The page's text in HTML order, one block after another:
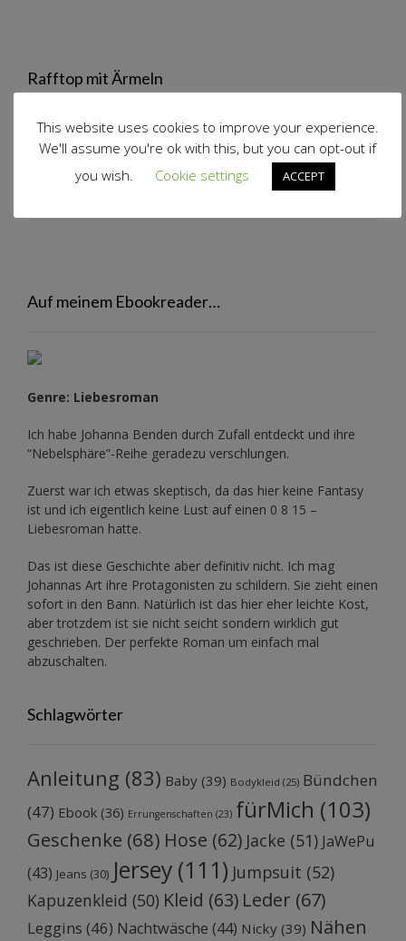
Rafftop mit Ärmeln
Volantrock
Auf meinem Ebookreader…
Genre: Liebesroman
Ich habe Johanna Benden durch Zufall entdeckt und ihre
“Nebelsphäre”-Reihe geradezu verschlungen.
Zuerst war ich etwas skeptisch, da das hier keine Fantasy
ist und ich eigentlich keine Lust auf einen 0 8 15 –
Liebesroman hatte.
Das ist diese Geschichte aber definitiv nicht. Ich mag
Johannas Art ihre Protagonisten zu schildern. Sie zieht einen
sofort in den Bann. Natürlich ist das hier eher leichte Kost,
aber trotzdem ist sie nicht seicht sondern wirklich gut
geschrieben. Der perfekte Roman um einfach mal
abzuschalten.
Schlagwörter
Anleitung (83) Baby (39) Bodykleid (25) Bündchen
(47) Ebook (36) Errungenschaften (23) fürMich (103)
Geschenke (68) Hose (62) Jacke (51) JaWePu
(43) Jeans (30) Jersey (111) Jumpsuit (52)
Kapuzenkleid (50) Kleid (63) Leder (67)
Leggins (46) Nachtwäsche (44) Nicky (39) Nähen
This website uses cookies to improve your experience.
We'll assume you're ok with this, but you can opt-out if
you wish.
Cookie settings ACCEPT